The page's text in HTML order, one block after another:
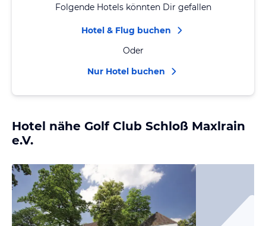
Folgende Hotels könnten Dir gefallen
Hotel & Flug buchen
Oder
Nur Hotel buchen
Hotel nähe Golf Club Schloß Maxlrain
e.V.